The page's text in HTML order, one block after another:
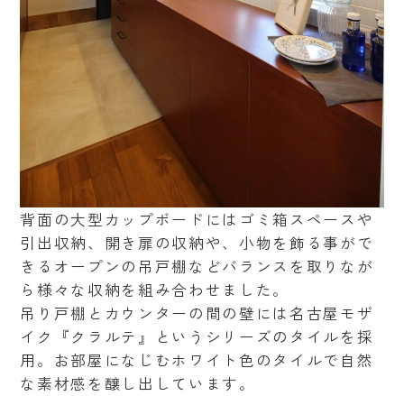
背面の大型カップボードにはゴミ箱スペースや
引出収納、開き扉の収納や、小物を飾る事がで
きるオープンの吊戸棚などバランスを取りなが
ら様々な収納を組み合わせました。
吊り戸棚とカウンターの間の壁には名古屋モザ
イク『クラルテ』というシリーズのタイルを採
用。お部屋になじむホワイト色のタイルで自然
な素材感を醸し出しています。